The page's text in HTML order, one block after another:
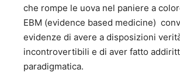
che rompe le uova nel paniere a
EBM (evidence based medicine)
evidenze di avere a disposizioni
incontrovertibili e di aver fatto
paradigmatica.